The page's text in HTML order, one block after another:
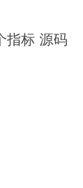
指标 源码